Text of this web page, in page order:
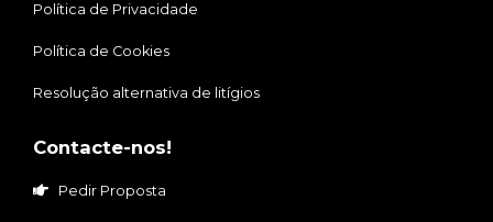
Política de Privacidade
Política de Cookies
Resolução alternativa de litígios
Contacte-nos!
Pedir Proposta